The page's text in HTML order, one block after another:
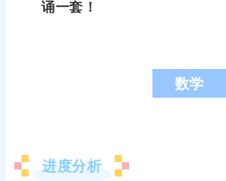
诵一套！
数学
进度分析